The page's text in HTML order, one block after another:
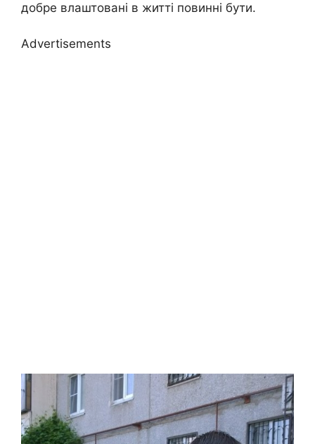
добре влаштовані в житті повинні бути.
Advertisements